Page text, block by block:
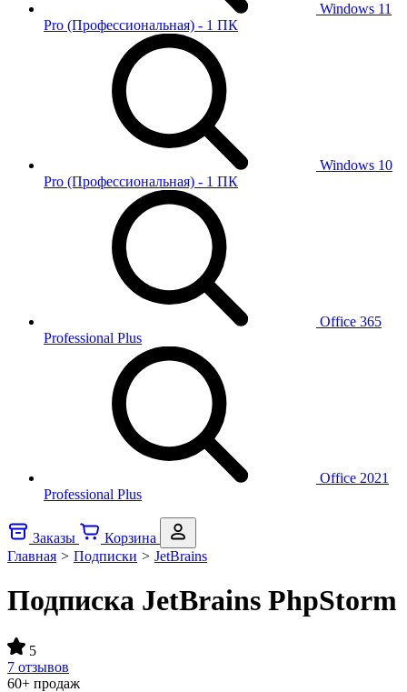
Windows 11
Pro (Профессиональная) - 1 ПК
Windows 10
Pro (Профессиональная) - 1 ПК
Office 365
Professional Plus
Office 2021
Professional Plus
Заказы
Корзина
Главная > Подписки > JetBrains
Подписка JetBrains PhpStorm
5
7 отзывов
60+ продаж